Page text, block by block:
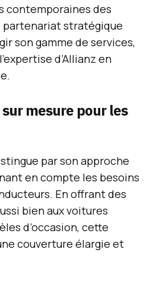
contemporaines des
stratégique
son gamme de services,
d’Allianz en
mesure pour les
par son approche
en compte les besoins
En offrant des
bien aux voitures
d’occasion, cette
couverture élargie et